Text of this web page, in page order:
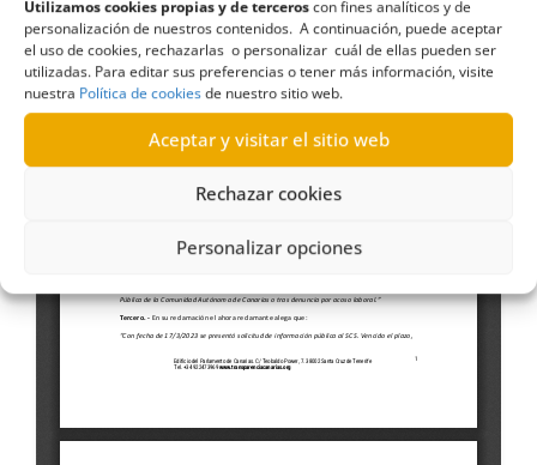
Utilizamos cookies propias y de terceroscon fines analíticos y de
personalización de nuestros contenidos. A continuación, puede aceptar
el uso de cookies, rechazarlas o personalizar cuál de ellas pueden ser
utilizadas. Para editar sus preferencias o tener más información, visite
nuestra Política de cookiesde nuestro sitio web.
Aceptar y visitar el sitio web
Rechazar cookies
Personalizar opciones